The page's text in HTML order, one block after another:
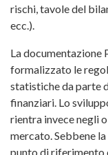
rischi, tavole del
ecc.).
La documentazione
formalizzato le
statistiche da parte
finanziari. Lo
rientra invece negli
mercato. Sebbene
punto di riferimento